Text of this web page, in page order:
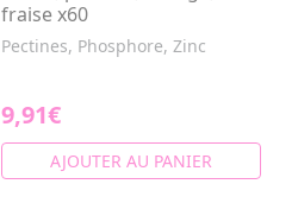
fraise x60
Pectines, Phosphore, Zinc
9,91€
AJOUTER AU PANIER